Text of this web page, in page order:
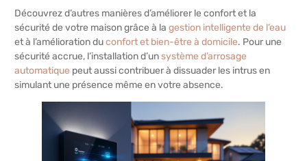
Découvrez d’autres manières d’améliorer le confort et la
sécurité de votre maison grâce à la gestion intelligente de l’eau
et à l’amélioration duconfort et bien-être à domicile. Pour une
sécurité accrue, l’installation d’unsystème d’arrosage
automatique peut aussi contribuer à dissuader les intrus en
simulant une présence même en votre absence.